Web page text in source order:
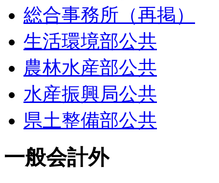
総合事務所（再掲）
生活環境部公共
農林水産部公共
水産振興局公共
県土整備部公共
一般会計外